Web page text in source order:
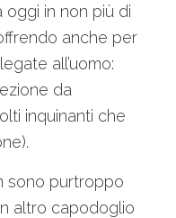
oggi in non più di
anche per
all’uomo:
da
inquinanti che
sono purtroppo
altro capodoglio